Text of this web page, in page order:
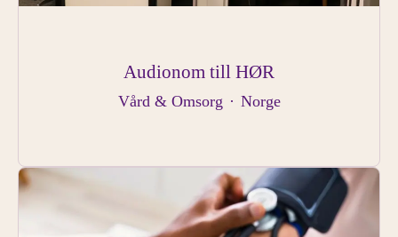
Audionom till HØR
Vård & Omsorg · Norge